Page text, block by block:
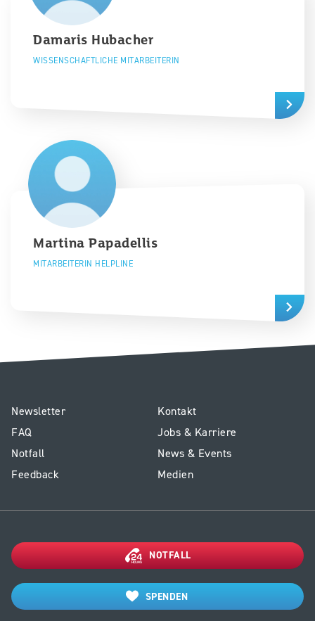
Damaris Hubacher
WISSENSCHAFTLICHE MITARBEITERIN
Martina Papadellis
MITARBEITERIN HELPLINE
E1
-
Footer
Kinderspital
Newsletter
FAQ
Notfall
Feedback
Service
Kinderspital
Kontakt
Jobs & Karriere
News & Events
Medien
NOTFALL
SPENDEN